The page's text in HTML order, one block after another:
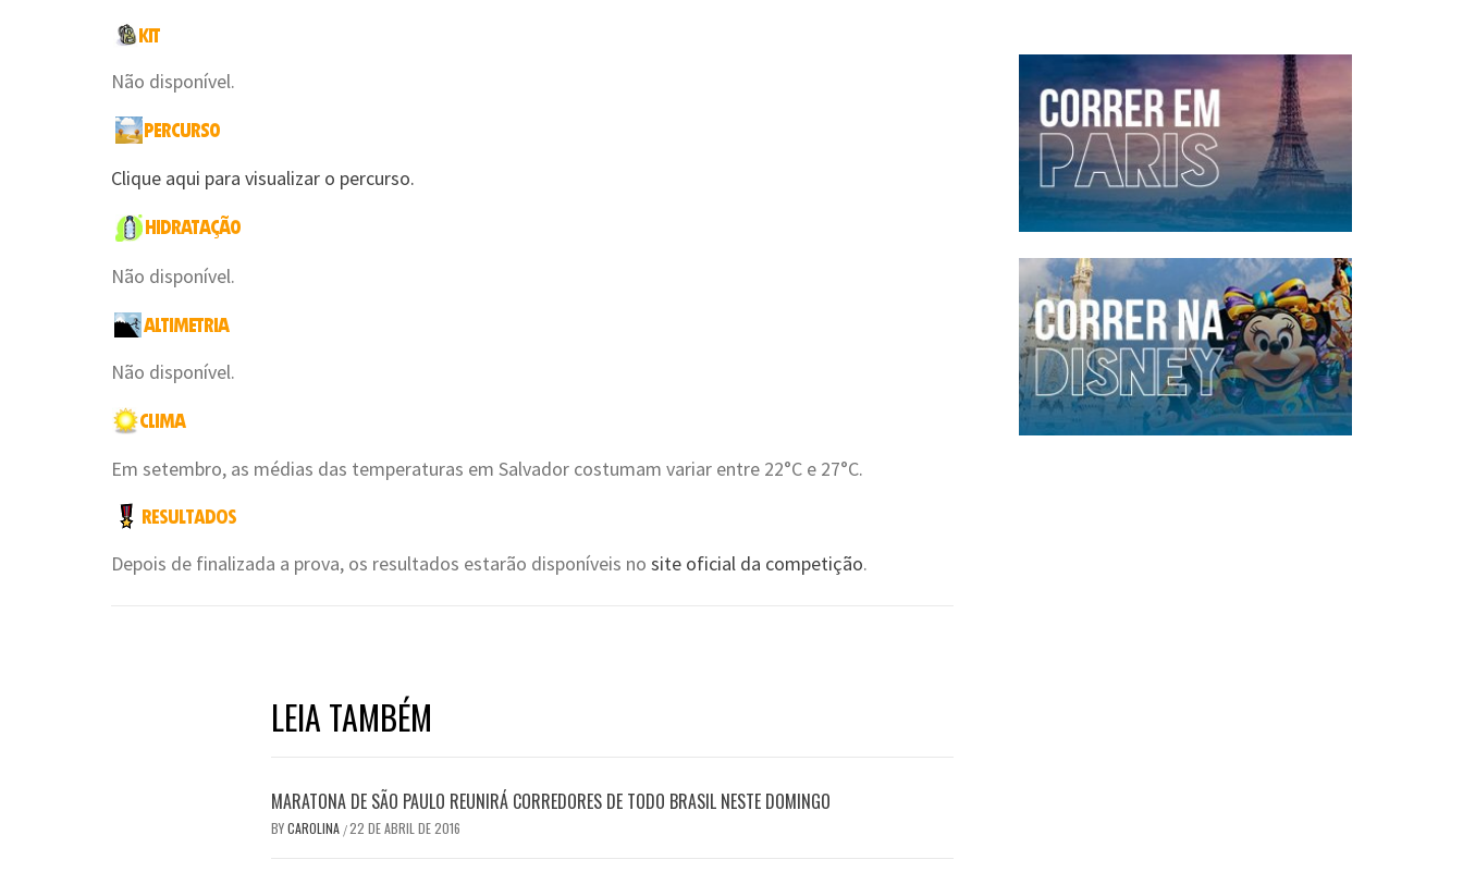
Não disponível.
Clique aqui para visualizar o percurso.
Não disponível.
Não disponível.
Em setembro, as médias das temperaturas em Salvador costumam variar entre 22°C e 27°C.
Depois de finalizada a prova, os resultados estarão disponíveis no site oficial da competição.
LEIA TAMBÉM
MARATONA DE SÃO PAULO REUNIRÁ CORREDORES DE TODO BRASIL NESTE DOMINGO
BYCAROLINA /22 DE ABRIL DE 2016